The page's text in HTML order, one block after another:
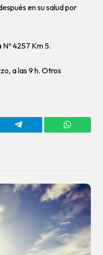
en su salud por
4257 Km 5.
a las 9 h. Otros
Telegram